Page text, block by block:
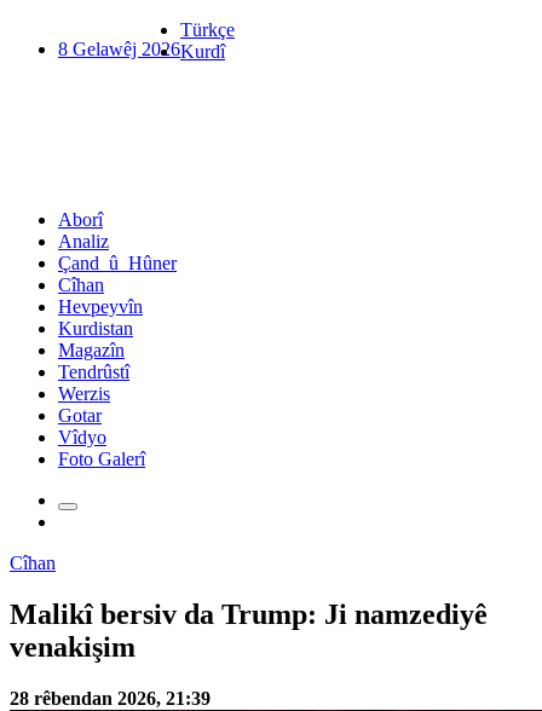
8 Gelawêj 2026
Türkçe
Kurdî
Aborî
Analiz
Çand_û_Hûner
Cîhan
Hevpeyvîn
Kurdistan
Magazîn
Tendrûstî
Werzis
Gotar
Vîdyo
Foto Galerî
Cîhan
Malikî bersiv da Trump: Ji namzediyê
venakişim
28 rêbendan 2026, 21:39